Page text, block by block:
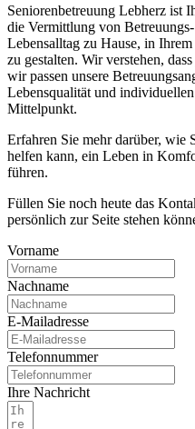
Seniorenbetreuung Lebherz ist
die Vermittlung von
Lebensalltag zu Hause, in
zu gestalten. Wir verstehen,
wir passen unsere
Lebensqualität und
Mittelpunkt.
Erfahren Sie mehr darüber, wie
helfen kann, ein Leben in
führen.
Füllen Sie noch heute das
persönlich zur Seite stehen
Vorname
Nachname
E-Mailadresse
Telefonnummer
Ihre Nachricht